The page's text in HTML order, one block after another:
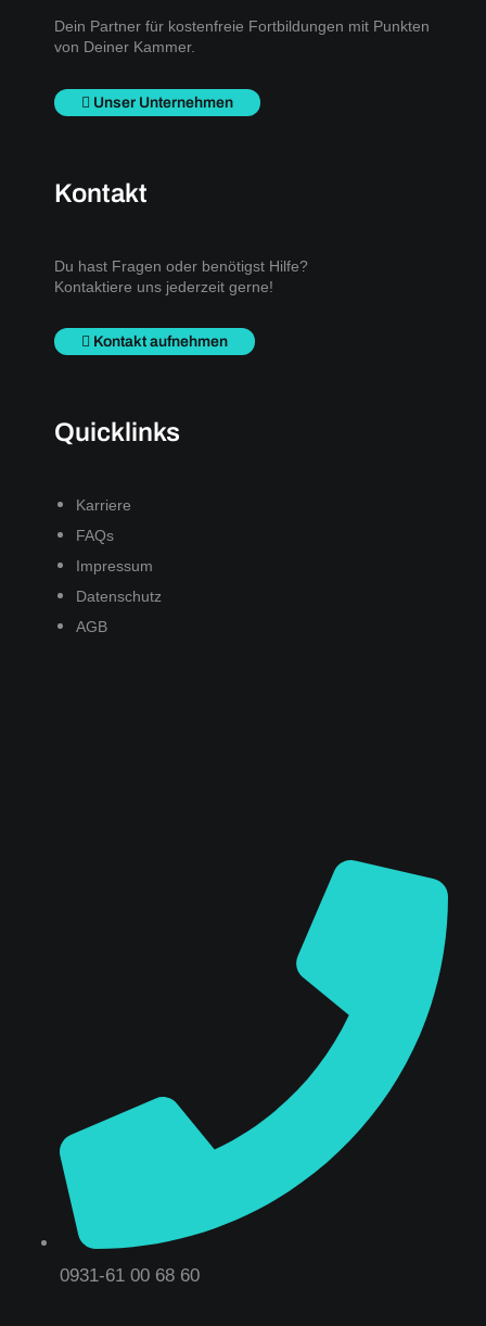
Dein Partner für kostenfreie Fortbildungen mit Punkten
von Deiner Kammer.
Unser Unternehmen
Kontakt
Du hast Fragen oder benötigst Hilfe?
Kontaktiere uns jederzeit gerne!
Kontakt aufnehmen
Quicklinks
Karriere
FAQs
Impressum
Datenschutz
AGB
0931-61 00 68 60